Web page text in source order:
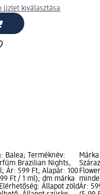
üzlet kiválasztása
Balea; Terméknév:
Brazilian Nights,
Ár: 599 Ft; Alapár: 100
Ft / 1 ml); dm márka
Állapot zöldÁr: